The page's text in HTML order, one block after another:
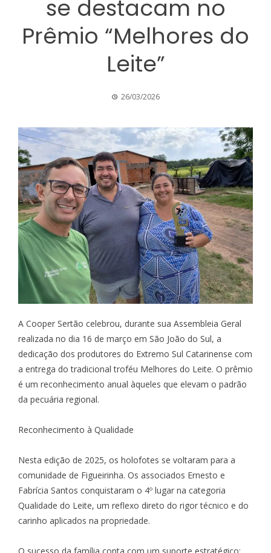
se destacam no
Prêmio “Melhores do
Leite”
26/03/2026
A Cooper Sertão celebrou, durante sua Assembleia Geral
realizada no dia 16 de março em São João do Sul, a
dedicação dos produtores do Extremo Sul Catarinense com
a entrega do tradicional troféu Melhores do Leite. O prêmio
é um reconhecimento anual àqueles que elevam o padrão
da pecuária regional.
Reconhecimento à Qualidade
Nesta edição de 2025, os holofotes se voltaram para a
comunidade de Figueirinha. Os associados Ernesto e
Fabrícia Santos conquistaram o 4º lugar na categoria
Qualidade do Leite, um reflexo direto do rigor técnico e do
carinho aplicados na propriedade.